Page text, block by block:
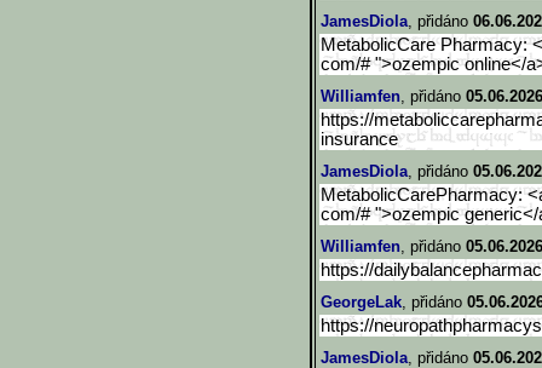
JamesDiola, přidáno
MetabolicCare Pharmacy:
com/# ">ozempic online</
Williamfen, přidáno
https://
insurance
JamesDiola, přidáno
MetabolicCarePharmacy:
com/# ">ozempic
Williamfen, přidáno
https://
GeorgeLak, přidáno
https://
JamesDiola, přidáno